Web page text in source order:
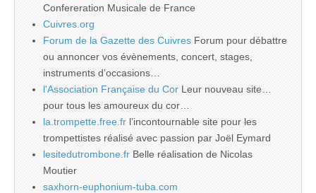
Confereration Musicale de France
Cuivres.org
Forum de la Gazette des Cuivres Forum pour débattre
ou annoncer vos évènements, concert, stages,
instruments d’occasions…
l'Association Française du Cor Leur nouveau site…
pour tous les amoureux du cor…
la.trompette.free.fr l’incontournable site pour les
trompettistes réalisé avec passion par Joël Eymard
lesitedutrombone.fr Belle réalisation de Nicolas
Moutier
saxhorn-euphonium-tuba.com